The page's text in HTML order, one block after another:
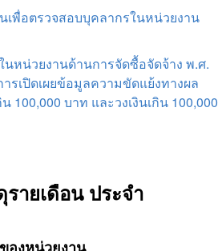
พื่อตรวจสอบบุคลากรในหน่วยงาน
หน่วยงานด้านการจัดซื้อจัดจ้าง พ.ศ.
รเปิดเผยข้อมูลความขัดแย้งทางผล
บาท และวงเงินเกิน 100,000
ายเดือน ประจำ